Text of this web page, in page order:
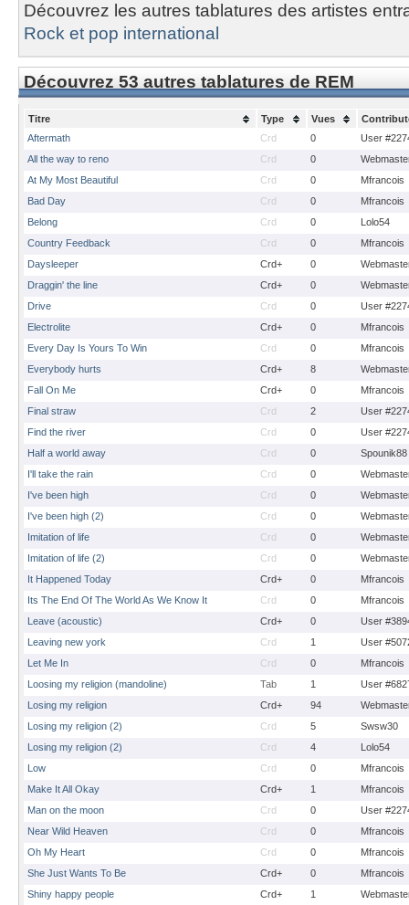
Découvrez les autres tablatures des artistes
Rock et pop international
Découvrez 53 autres tablatures de REM
Titre Type Vues
Aftermath
Crd 0
User
All the way to reno
Crd 0
At My Most Beautiful
Crd 0
Mfrancois
Bad Day
Crd 0
Mfrancois
Belong
Crd 0
Lolo54
Country Feedback
Crd 0
Mfrancois
Daysleeper
Crd+ 0
Draggin' the line
Crd+ 0
Drive
Crd 0
User
Electrolite
Crd+ 0
Mfrancois
Every Day Is Yours To Win
Crd 0
Mfrancois
Everybody hurts
Crd+ 8
Fall On Me
Crd+ 0
Mfrancois
Final straw
Crd 2
User
Find the river
Crd 0
User
Half a world away
Crd 0
Spounik88
I'll take the rain
Crd 0
I've been high
Crd 0
I've been high (2)
Crd 0
Imitation of life
Crd 0
Imitation of life (2)
Crd 0
It Happened Today
Crd+ 0
Mfrancois
Its The End Of The World As We Know It
Crd 0
Mfrancois
Leave (acoustic)
Crd+ 0
User
Leaving new york
Crd 1
User
Let Me In
Crd 0
Mfrancois
Loosing my religion (mandoline)
Tab 1
User
Losing my religion
Crd+ 94
Losing my religion (2)
Crd 5
Swsw30
Losing my religion (2)
Crd 4
Lolo54
Low
Crd 0
Mfrancois
Make It All Okay
Crd+ 1
Mfrancois
Man on the moon
Crd 0
User
Near Wild Heaven
Crd 0
Mfrancois
Oh My Heart
Crd 0
Mfrancois
She Just Wants To Be
Crd+ 0
Mfrancois
Shiny happy people
Crd+ 1